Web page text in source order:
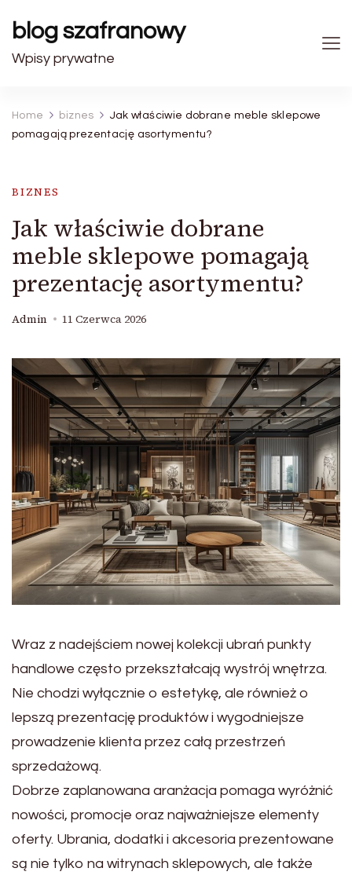
blog szafranowy
Wpisy prywatne
Home biznes
Jak właściwie dobrane meble sklepowe
pomagają prezentację asortymentu?
BIZNES
Jak właściwie dobrane
meble sklepowe pomagają
prezentację asortymentu?
Admin 11 Czerwca 2026
Wraz z nadejściem nowej kolekcji ubrań punkty
handlowe często przekształcają wystrój wnętrza.
Nie chodzi wyłącznie o estetykę, ale również o
lepszą prezentację produktów i wygodniejsze
prowadzenie klienta przez całą przestrzeń
sprzedażową.
Dobrze zaplanowana aranżacja pomaga wyróżnić
nowości, promocje oraz najważniejsze elementy
oferty. Ubrania, dodatki i akcesoria prezentowane
są nie tylko na witrynach sklepowych, ale także